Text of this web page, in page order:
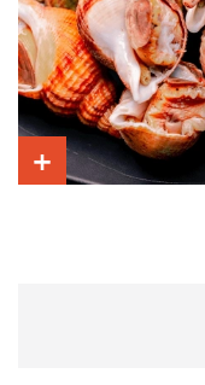
+